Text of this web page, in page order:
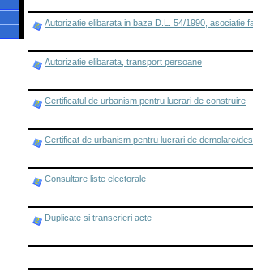
Autorizatie elibarata in baza D.L. 54/1990, asociatie
Autorizatie elibarata, transport persoane
Certificatul de urbanism pentru lucrari de construire
Certificat de urbanism pentru lucrari de demolare/
Consultare liste electorale
Duplicate si transcrieri acte